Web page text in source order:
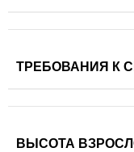
ТРЕБОВАНИЯ К
ВЫСОТА